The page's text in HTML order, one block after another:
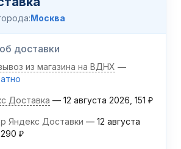
Москва
доставки
из магазина на ВДНХ
Доставка 12 августа 2026 151 ₽
Яндекс Доставки
12 августа
290 ₽